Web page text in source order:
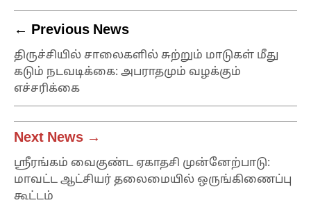
← Previous News
திருச்சியில் சாலைகளில் சுற்றும் மாடுகள் மீது
கடும் நடவடிக்கை: அபராதமும் வழக்கும்
எச்சரிக்கை
Next News →
ஸ்ரீரங்கம் வைகுண்ட ஏகாதசி முன்னேற்பாடு:
மாவட்ட ஆட்சியர் தலைமையில் ஒருங்கிணைப்பு
கூட்டம்